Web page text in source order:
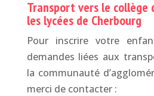
Transport vers le collège
les lycées de Cherbourg
Pour inscrire votre
demandes liées aux
la communauté
merci de contacter :